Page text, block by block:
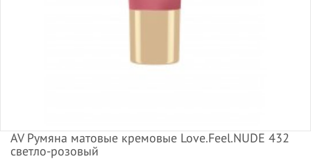
AV Румяна матовые кремовые Love.Feel.NUDE 432
светло-розовый